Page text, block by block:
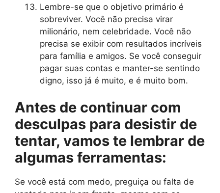
Lembre-se que o objetivo primário é
sobreviver. Você não precisa virar
milionário, nem celebridade. Você não
precisa se exibir com resultados incríveis
para família e amigos. Se você conseguir
pagar suas contas e manter-se sentindo
digno, isso já é muito, e é muito bom.
Antes de continuar com
desculpas para desistir de
tentar, vamos te lembrar de
algumas ferramentas:
Se você está com medo, preguiça ou falta de